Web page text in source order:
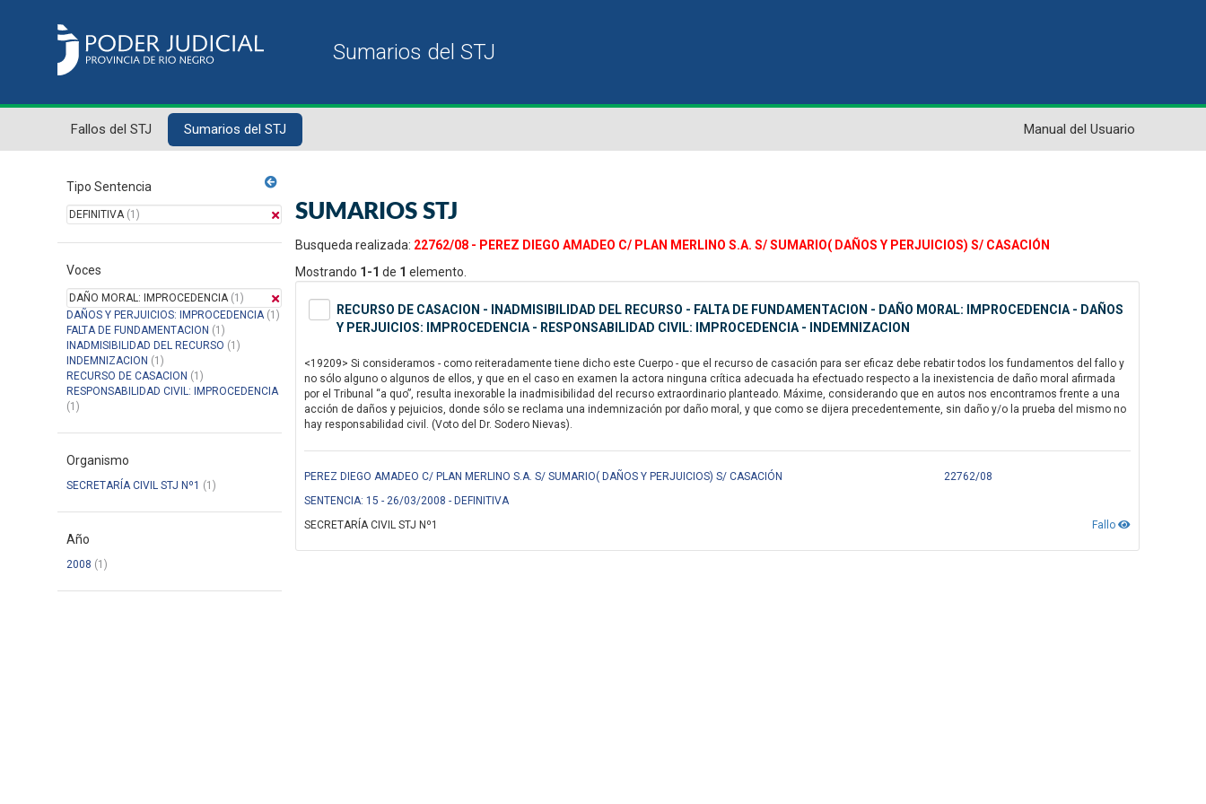
Fallos del STJ Sumarios del STJ Manual del Usuario
Tipo Sentencia
DEFINITIVA(1)
Voces
DAÑO MORAL: IMPROCEDENCIA(1)
DAÑOS Y PERJUICIOS: IMPROCEDENCIA(1)
FALTA DE FUNDAMENTACION (1)
INADMISIBILIDAD DEL RECURSO (1)
INDEMNIZACION (1)
RECURSO DE CASACION (1)
RESPONSABILIDAD CIVIL: IMPROCEDENCIA
(1)
Organismo
SECRETARÍA CIVIL STJ Nº1 (1)
Año
2008 (1)
SUMARIOS STJ
Busqueda realizada: 22762/08 - PEREZ DIEGO AMADEO C/ PLAN MERLINO S.A. S/ SUMARIO( DAÑOS Y PERJUICIOS) S/ CASACIÓN
Mostrando 1-1 de 1 elemento.
RECURSO DE CASACION - INADMISIBILIDAD DEL RECURSO - FALTA DE FUNDAMENTACION - DAÑO MORAL: IMPROCEDENCIA - DAÑOS
Y PERJUICIOS: IMPROCEDENCIA - RESPONSABILIDAD CIVIL: IMPROCEDENCIA - INDEMNIZACION
<19209> Si consideramos - como reiteradamente tiene dicho este Cuerpo - que el recurso de casación para ser eficaz debe rebatir todos los fundamentos del fallo y
no sólo alguno o algunos de ellos, y que en el caso en examen la actora ninguna crítica adecuada ha efectuado respecto a la inexistencia de daño moral afirmada
por el Tribunal “a quo”, resulta inexorable la inadmisibilidad del recurso extraordinario planteado. Máxime, considerando que en autos nos encontramos frente a una
acción de daños y pejuicios, donde sólo se reclama una indemnización por daño moral, y que como se dijera precedentemente, sin daño y/o la prueba del mismo no
hay responsabilidad civil. (Voto del Dr. Sodero Nievas).
PEREZ DIEGO AMADEO C/ PLAN MERLINO S.A. S/ SUMARIO( DAÑOS Y PERJUICIOS) S/ CASACIÓN
22762/08
SENTENCIA: 15 - 26/03/2008 - DEFINITIVA
Fallo
SECRETARÍA CIVIL STJ Nº1